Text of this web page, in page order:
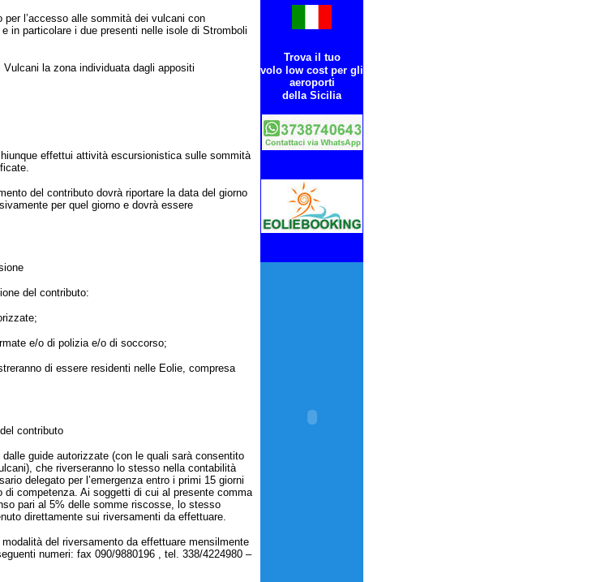
l’accesso alle sommità dei vulcani con
in particolare i due presenti nelle isole di Stromboli
la zona individuata dagli appositi
effettui attività escursionistica sulle sommità
del contributo dovrà riportare la data del giorno
per quel giorno e dovrà essere
del contributo:
e/o di polizia e/o di soccorso;
di essere residenti nelle Eolie, compresa
contributo
guide autorizzate (con le quali sarà consentito
che riverseranno lo stesso nella contabilità
delegato per l’emergenza entro i primi 15 giorni
competenza. Ai soggetti di cui al presente comma
pari al 5% delle somme riscosse, lo stesso
direttamente sui riversamenti da effettuare.
del riversamento da effettuare mensilmente
numeri: fax 090/9880196 , tel. 338/4224980 –
Trova il tuo
volo low cost per gli
aeroporti
della Sicilia